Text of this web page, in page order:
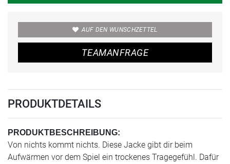
AUF DEN WUNSCHZETTEL
TEAMANFRAGE
PRODUKTDETAILS
PRODUKTBESCHREIBUNG:
Von nichts kommt nichts. Diese Jacke gibt dir beim
Aufwärmen vor dem Spiel ein trockenes Tragegefühl. Dafür